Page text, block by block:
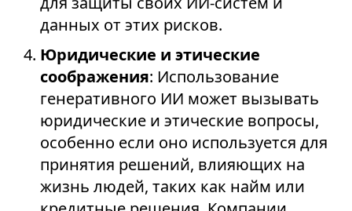
данных от этих рисков.
Юридические и этические
соображения: Использование
генеративного ИИ может вызывать
юридические и этические вопросы,
особенно если оно используется для
принятия решений, влияющих на
жизнь людей, таких как найм или